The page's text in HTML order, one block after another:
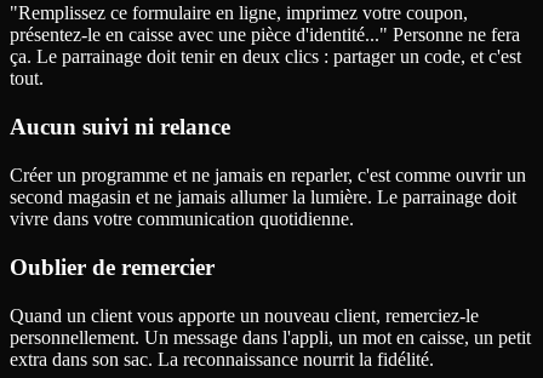
"Remplissez ce formulaire en ligne, imprimez votre coupon,
présentez-le en caisse avec une pièce d'identité..." Personne ne fera
ça. Le parrainage doit tenir en deux clics : partager un code, et c'est
tout.
Aucun suivi ni relance
Créer un programme et ne jamais en reparler, c'est comme ouvrir un
second magasin et ne jamais allumer la lumière. Le parrainage doit
vivre dans votre communication quotidienne.
Oublier de remercier
Quand un client vous apporte un nouveau client, remerciez-le
personnellement. Un message dans l'appli, un mot en caisse, un petit
extra dans son sac. La reconnaissance nourrit la fidélité.